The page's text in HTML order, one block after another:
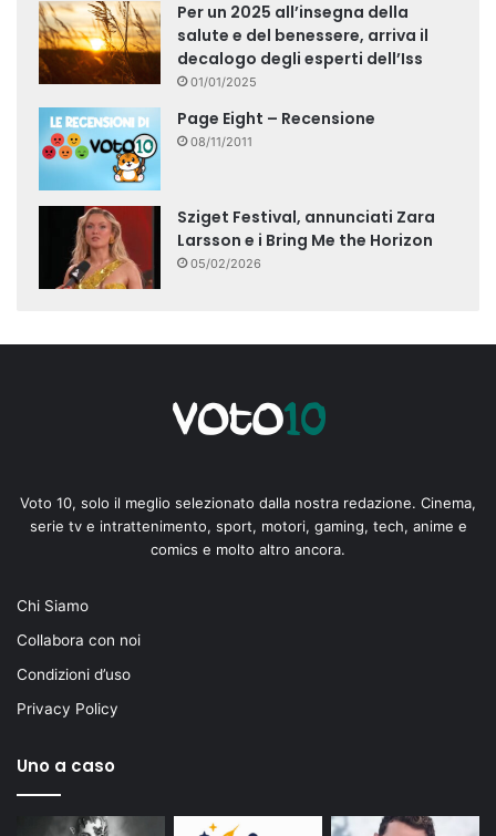
Per un 2025 all’insegna della
salute e del benessere, arriva il
decalogo degli esperti dell’Iss
01/01/2025
Page Eight – Recensione
08/11/2011
Sziget Festival, annunciati Zara
Larsson e i Bring Me the Horizon
05/02/2026
Voto 10, solo il meglio selezionato dalla nostra redazione. Cinema,
serie tv e intrattenimento, sport, motori, gaming, tech, anime e
comics e molto altro ancora.
Chi Siamo
Collabora con noi
Condizioni d’uso
Privacy Policy
Uno a caso